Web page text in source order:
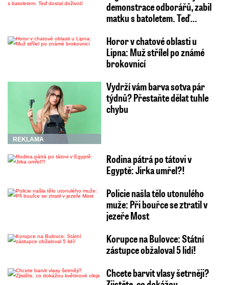
demonstrace odborářů, zabil
matku s batoletem. Teď…
Horor v chatové oblasti u
Lipna: Muž střílel po známé
brokovnicí
REKLAMA
Vydrží vám barva sotva pár
týdnů? Přestaňte dělat tuhle
chybu
Rodina pátrá po tátovi v
Egyptě: Jirka umřel?!
Policie našla tělo utonulého
muže: Při bouřce se ztratil v
jezeře Most
Korupce na Bulovce: Státní
zástupce obžaloval 5 lidí!
Chcete barvit vlasy šetrněji?